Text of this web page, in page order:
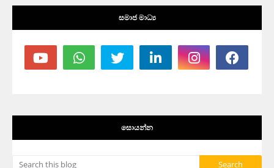
සමාජ මාධ්‍ය
සොයන්න